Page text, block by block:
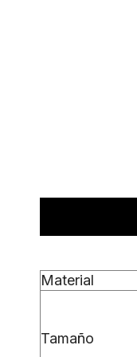
Material
Tamaño